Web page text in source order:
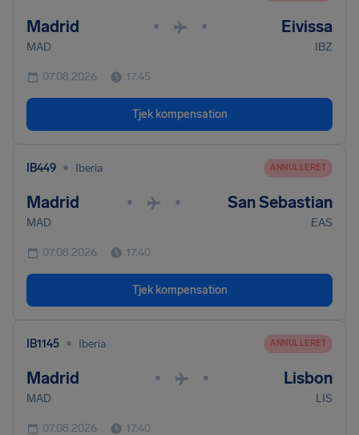
Madrid • • Eivissa
MAD IBZ
07.08.2026 17.45
Tjek kompensation
IB449 • Iberia ANNULLERET
Madrid • • San Sebastian
MAD EAS
07.08.2026 17.40
Tjek kompensation
IB1145 • Iberia ANNULLERET
Madrid • • Lisbon
MAD LIS
07.08.2026 17.40